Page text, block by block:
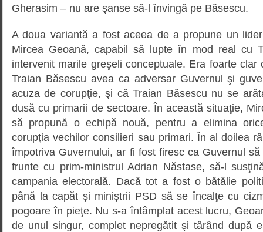
Gherasim – nu are şanse să-l învingă pe Băsescu.
A doua variantă a fost aceea de a propune un
Mircea Geoană, capabil să lupte în mod real cu
intervenit marile greşeli conceptuale. Era foarte clar
Traian Băsescu avea ca adversar Guvernul şi
acuza de corupţie, şi că Traian Băsescu nu se
dusă cu primarii de sectoare. În această situaţie,
să propună o echipă nouă, pentru a elimina
corupţia vechilor consilieri sau primari. În al doilea
împotriva Guvernului, ar fi fost firesc ca Guvernul
frunte cu prim-ministrul Adrian Năstase, să-l
campania electorală. Dacă tot a fost o bătălie
până la capăt şi miniştrii PSD să se încalţe cu
pogoare în pieţe. Nu s-a întâmplat acest lucru,
de unul singur, complet nepregătit şi târând după